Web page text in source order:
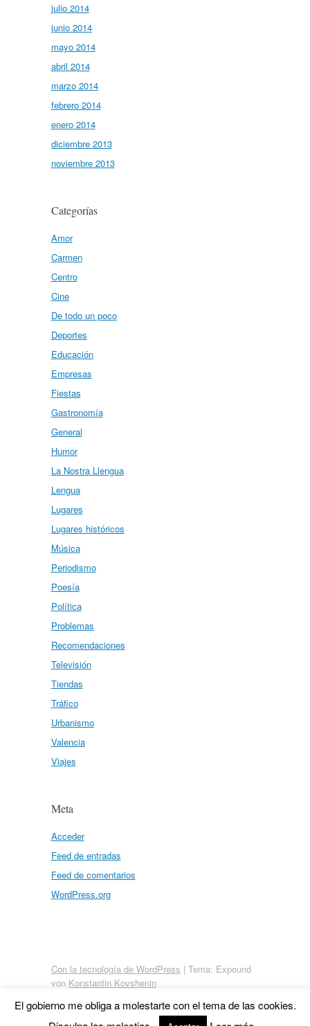
julio 2014
junio 2014
mayo 2014
abril 2014
marzo 2014
febrero 2014
enero 2014
diciembre 2013
noviembre 2013
Categorías
Amor
Carmen
Centro
Cine
De todo un poco
Deportes
Educación
Empresas
Fiestas
Gastronomía
General
Humor
La Nostra Llengua
Lengua
Lugares
Lugares históricos
Música
Periodismo
Poesía
Política
Problemas
Recomendaciones
Televisión
Tiendas
Tráfico
Urbanismo
Valencia
Viajes
Meta
Acceder
Feed de entradas
Feed de comentarios
WordPress.org
Con la tecnología de WordPress | Tema: Expound
von Konstantin Kovshenin
El gobierno me obliga a molestarte con el tema de las cookies.